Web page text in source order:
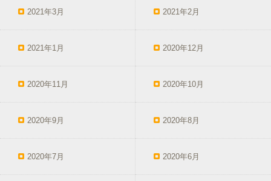
2021年3月 2021年2月
2021年1月 2020年12月
2020年11月 2020年10月
2020年9月 2020年8月
2020年7月 2020年6月